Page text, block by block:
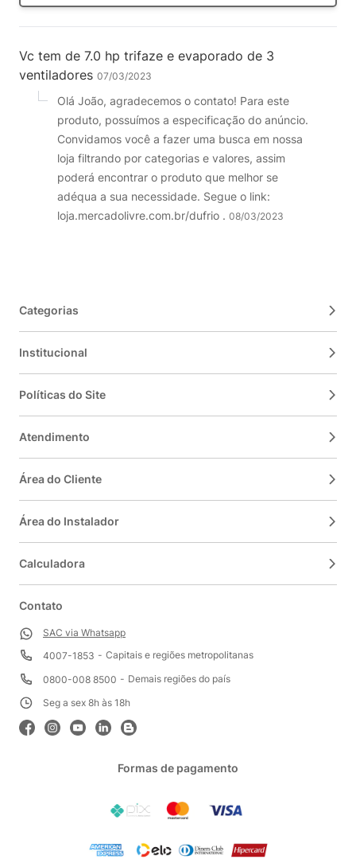
Vc tem de 7.0 hp trifaze e evaporado de 3
ventiladores 07/03/2023
Olá João, agradecemos o contato! Para este
produto, possuímos a especificação do anúncio.
Convidamos você a fazer uma busca em nossa
loja filtrando por categorias e valores, assim
poderá encontrar o produto que melhor se
adéqua a sua necessidade. Segue o link:
loja.mercadolivre.com.br/dufrio . 08/03/2023
Categorias
Institucional
Políticas do Site
Atendimento
Área do Cliente
Área do Instalador
Calculadora
Contato
SAC via Whatsapp
4007-1853
Capitais e regiões metropolitanas
0800-008 8500
Demais regiões do país
Seg a sex 8h às 18h
Formas de pagamento